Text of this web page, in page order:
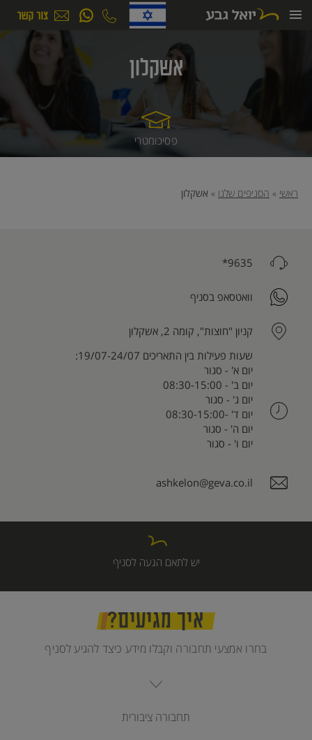
לתוכן
אשקלון
פסיכומטרי
ראשי » הסניפים שלנו » אשקלון
9635*
וואטסאפ בסניף
קניון "חוצות", קומה 2, אשקלון
שעות פעילות בין התאריכים 19/07-24/07:
יום א' - סגור
יום ב' - 08:30-15:00
יום ג' - סגור
יום ד' -08:30-15:00
יום ה' - סגור
יום ו' - סגור
ashkelon@geva.co.il
יש לתאם הגעה לסניף
איך מגיעים?
בחרו אמצעי תחבורה וקבלו מידע כיצד להגיע לסניף
תחבורה ציבורית